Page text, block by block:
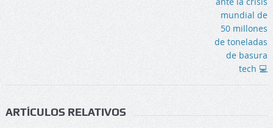
ARTÍCULOS RELATIVOS